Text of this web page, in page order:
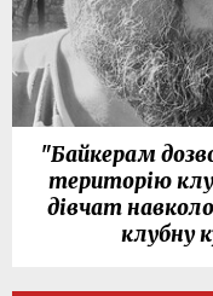
"Байкерам
територію
дівчат
клубну